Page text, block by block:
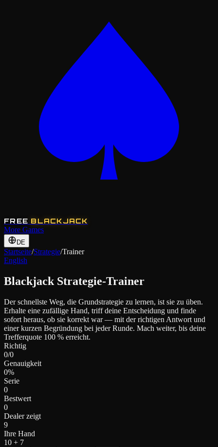
FREE BLACKJACK
More Games
DE
Startseite/Strategie/Trainer
English
Blackjack Strategie-Trainer
Der schnellste Weg, die Grundstrategie zu lernen, ist sie zu üben.
Erhalte eine zufällige Hand, triff deine Entscheidung und finde
sofort heraus, ob sie korrekt war — mit der richtigen Antwort und
einer kurzen Begründung bei jeder Runde. Mach weiter, bis deine
Trefferquote 100 % erreicht.
Richtig
0/0
Genauigkeit
0%
Serie
0
Bestwert
0
Dealer zeigt
9
Ihre Hand
10 + 7